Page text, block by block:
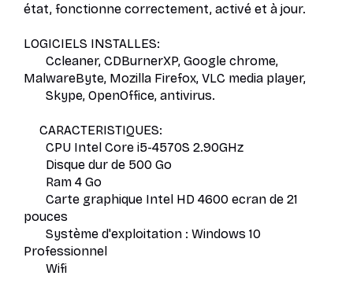
état, fonctionne correctement, activé et à jour.
LOGICIELS INSTALLES:
Ccleaner, CDBurnerXP, Google chrome,
MalwareByte, Mozilla Firefox, VLC media player,
Skype, OpenOffice, antivirus.
CARACTERISTIQUES:
CPU Intel Core i5-4570S 2.90GHz
Disque dur de 500 Go
Ram 4 Go
Carte graphique Intel HD 4600 ecran de 21
pouces
Système d'exploitation : Windows 10
Professionnel
Wifi